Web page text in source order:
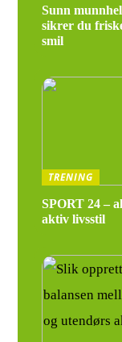
Sunn
sikrer du
smil
TRENING
SPORT 24 –
aktiv livsstil